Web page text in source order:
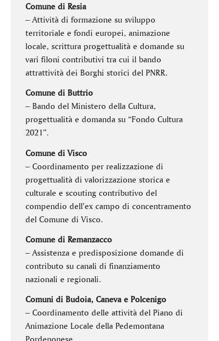
Comune di Resia
– Attività di formazione su sviluppo
territoriale e fondi europei, animazione
locale, scrittura progettualità e domande su
vari filoni contributivi tra cui il bando
attrattività dei Borghi storici del PNRR.
Comune di Buttrio
– Bando del Ministero della Cultura,
progettualità e domanda su “Fondo Cultura
2021”.
Comune di Visco
– Coordinamento per realizzazione di
progettualità di valorizzazione storica e
culturale e scouting contributivo del
compendio dell’ex campo di concentramento
del Comune di Visco.
Comune di Remanzacco
– Assistenza e predisposizione domande di
contributo su canali di finanziamento
nazionali e regionali.
Comuni di Budoia, Caneva e Polcenigo
– Coordinamento delle attività del Piano di
Animazione Locale della Pedemontana